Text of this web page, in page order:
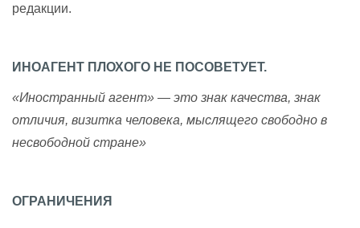
редакции.
ИНОАГЕНТ ПЛОХОГО НЕ ПОСОВЕТУЕТ.
«Иностранный агент» — это знак качества, знак
отличия, визитка человека, мыслящего свободно в
несвободной стране»
ОГРАНИЧЕНИЯ